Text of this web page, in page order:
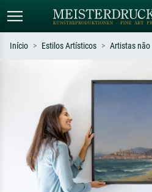
ex: Monet, Noite Estrelada,
impressionismo, onda de Hokusai, nu.
Início Estilos Artísticos Artistas